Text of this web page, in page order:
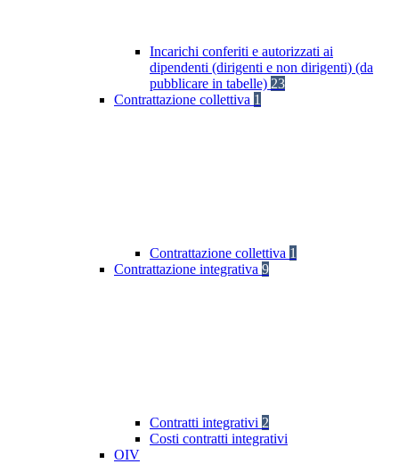
Incarichi conferiti e autorizzati ai
dipendenti (dirigenti e non dirigenti) (da
pubblicare in tabelle) 23
Contrattazione collettiva 1
Contrattazione collettiva 1
Contrattazione integrativa 9
Contratti integrativi 2
Costi contratti integrativi
OIV